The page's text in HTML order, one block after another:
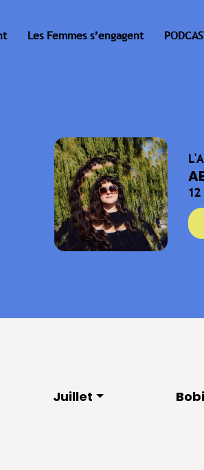
Les Femmes s’engagent
12
Juillet